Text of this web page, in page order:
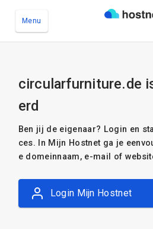
Menu
circularfurniture.de
erd
Ben jij de eigenaar? Login en
ces. In Mijn Hostnet ga je
e domeinnaam, e-mail of
Login Mijn Hostnet